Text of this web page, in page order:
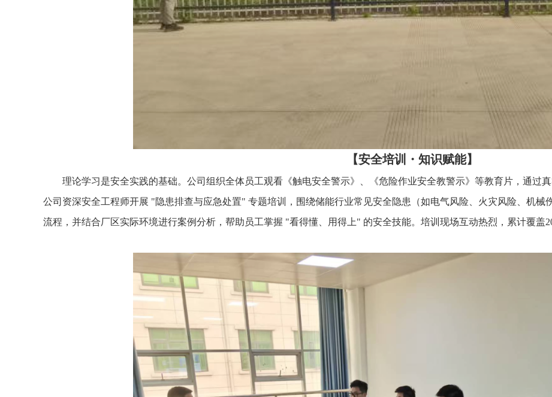
【安全培训・知识赋能】
理论学习是安全实践的基础。公司组织全体员工观看《触电安全警示》、《危险作业安全教警示》等教育片，通过
公司资深安全工程师开展 "隐患排查与应急处置" 专题培训，围绕储能行业常见安全隐患（如电气风险、火灾风险、机械
流程，并结合厂区实际环境进行案例分析，帮助员工掌握 "看得懂、用得上" 的安全技能。培训现场互动热烈，累计覆盖